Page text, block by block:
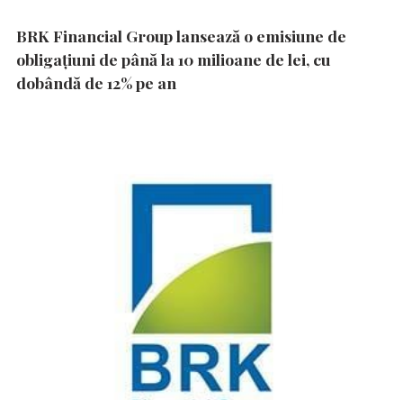
BRK Financial Group lansează o emisiune de
obligațiuni de până la 10 milioane de lei, cu
dobândă de 12% pe an